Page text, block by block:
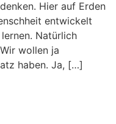
Hier auf Erden
entwickelt
Natürlich
wollen ja
haben. Ja, […]